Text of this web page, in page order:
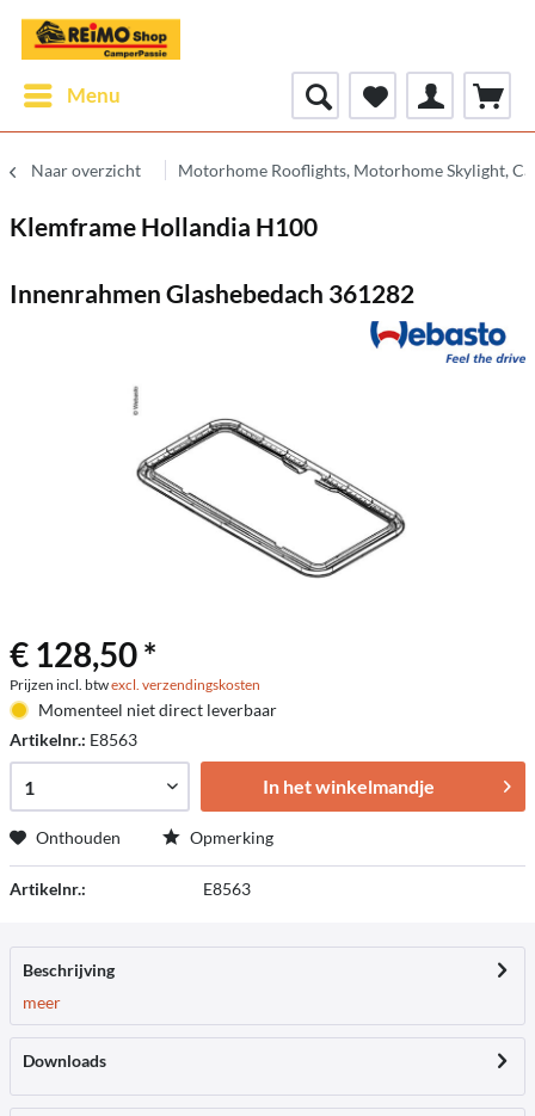
Menu
Naar overzicht Motorhome Rooflights, Motorhome Skylight,
Klemframe Hollandia H100
Innenrahmen Glashebedach 361282
€ 128,50 *
Prijzen incl. btwexcl. verzendingskosten
Momenteel niet direct leverbaar
Artikelnr.: E8563
In het winkelmandje
Onthouden Opmerking
Artikelnr.: E8563
Beschrijving
meer
Downloads